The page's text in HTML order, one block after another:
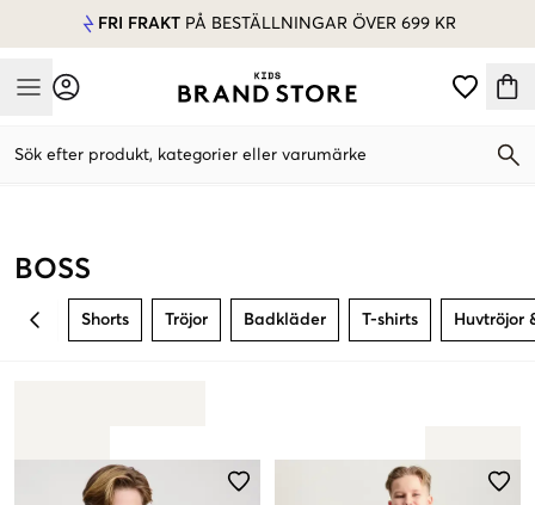
FRI FRAKT PÅ BESTÄLLNINGAR ÖVER 699 KR
Mobile Menu
Sök efter produkt, kategorier eller varumärke
BOSS
BACK Shorts Tröjor Badkläder T-shirts Huvtröjor